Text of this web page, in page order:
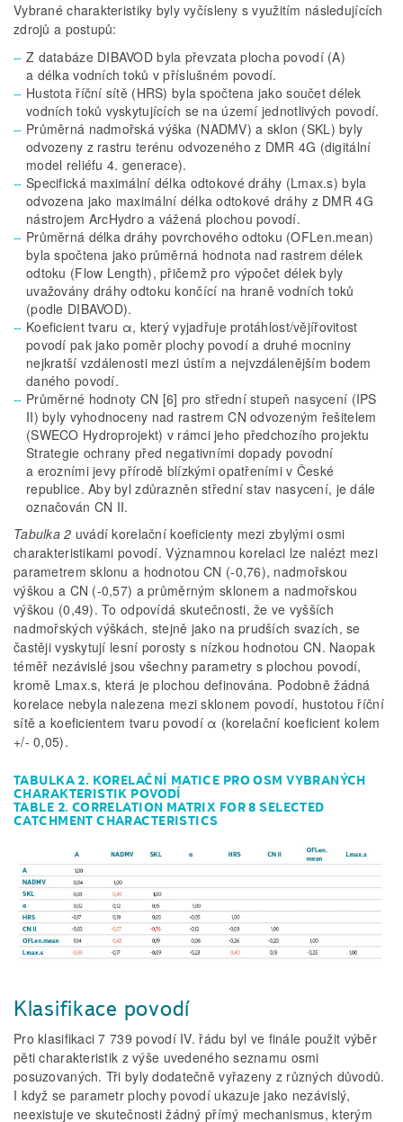
Vybrané charakteristiky byly vyčísleny s využitím následujících
zdrojů a postupů:
Z databáze DIBAVOD byla převzata plocha povodí (A)
a délka vodních toků v příslušném povodí.
Hustota říční sítě (HRS) byla spočtena jako součet délek
vodních toků vyskytujících se na území jednotlivých povodí.
Průměrná nadmořská výška (NADMV) a sklon (SKL) byly
odvozeny z rastru terénu odvozeného z DMR 4G (digitální
model reliéfu 4. generace).
Specifická maximální délka odtokové dráhy (Lmax.s) byla
odvozena jako maximální délka odtokové dráhy z DMR 4G
nástrojem ArcHydro a vážená plochou povodí.
Průměrná délka dráhy povrchového odtoku (OFLen.mean)
byla spočtena jako průměrná hodnota nad rastrem délek
odtoku (Flow Length), přičemž pro výpočet délek byly
uvažovány dráhy odtoku končící na hraně vodních toků
(podle DIBAVOD).
Koeficient tvaru α, který vyjadřuje protáhlost/vějířovitost
povodí pak jako poměr plochy povodí a druhé mocniny
nejkratší vzdálenosti mezi ústím a nejvzdálenějším bodem
daného povodí.
Průměrné hodnoty CN [6] pro střední stupeň nasycení (IPS
II) byly vyhodnoceny nad rastrem CN odvozeným řešitelem
(SWECO Hydroprojekt) v rámci jeho předchozího projektu
Strategie ochrany před negativními dopady povodní
a erozními jevy přírodě blízkými opatřeními v České
republice. Aby byl zdůrazněn střední stav nasycení, je dále
označován CN II.
Tabulka 2 uvádí korelační koeficienty mezi zbylými osmi
charakteristikami povodí. Významnou korelaci lze nalézt mezi
parametrem sklonu a hodnotou CN (-0,76), nadmořskou
výškou a CN (-0,57) a průměrným sklonem a nadmořskou
výškou (0,49). To odpovídá skutečnosti, že ve vyšších
nadmořských výškách, stejně jako na prudších svazích, se
častěji vyskytují lesní porosty s nízkou hodnotou CN. Naopak
téměř nezávislé jsou všechny parametry s plochou povodí,
kromě Lmax.s, která je plochou definována. Podobně žádná
korelace nebyla nalezena mezi sklonem povodí, hustotou říční
sítě a koeficientem tvaru povodí α (korelační koeficient kolem
+/- 0,05).
TABULKA 2. KORELAČNÍ MATICE PRO OSM VYBRANÝCH
CHARAKTERISTIK POVODÍ
TABLE 2. CORRELATION MATRIX FOR 8 SELECTED
CATCHMENT CHARACTERISTICS
Klasifikace povodí
Pro klasifikaci 7 739 povodí IV. řádu byl ve finále použit výběr
pěti charakteristik z výše uvedeného seznamu osmi
posuzovaných. Tři byly dodatečně vyřazeny z různých důvodů.
I když se parametr plochy povodí ukazuje jako nezávislý,
neexistuje ve skutečnosti žádný přímý mechanismus, kterým